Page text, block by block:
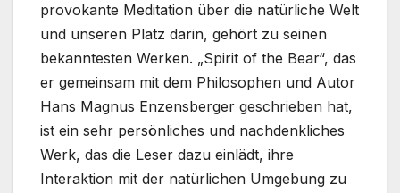
provokante Meditation über die natürliche Welt
und unseren Platz darin, gehört zu seinen
bekanntesten Werken. „Spirit of the Bear“, das
er gemeinsam mit dem Philosophen und Autor
Hans Magnus Enzensberger geschrieben hat,
ist ein sehr persönliches und nachdenkliches
Werk, das die Leser dazu einlädt, ihre
Interaktion mit der natürlichen Umgebung zu